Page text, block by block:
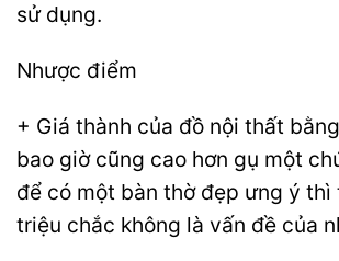
sử dụng.
Nhược điểm
+ Giá thành của đồ nội thất
bao giờ cũng cao hơn gụ một
để có một bàn thờ đẹp ưng ý
triệu chắc không là vấn đề của